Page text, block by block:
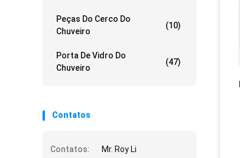
Peças Do Cerco Do
Chuveiro
(10)
Porta De Vidro Do
Chuveiro
(47)
Contatos
Contatos: Mr. Roy Li